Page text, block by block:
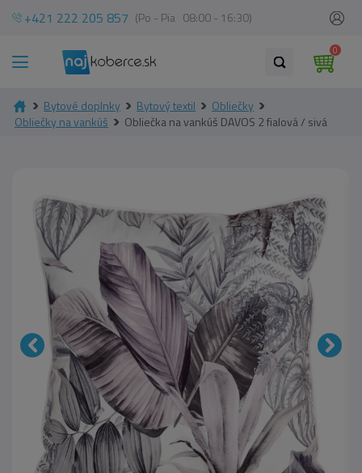
+421 222 205 857 (Po - Pia 08:00 - 16:30)
0
Bytové doplnky Bytový textil
Obliečky
Obliečky na vankúš
Obliečka na vankúš DAVOS 2 fialová / sivá